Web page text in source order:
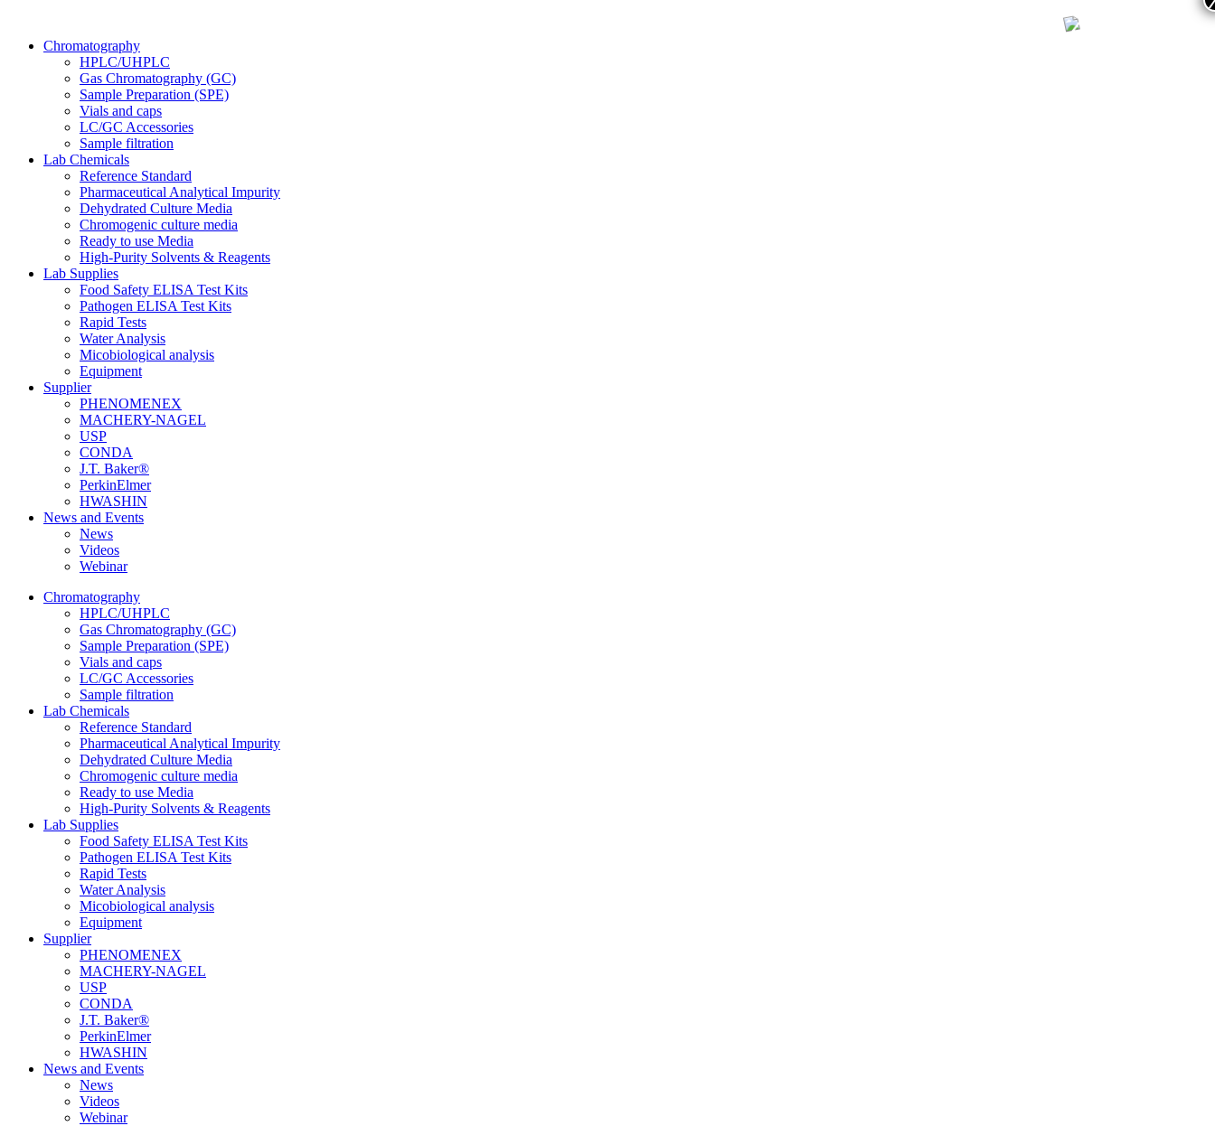
Chromatography
HPLC/UHPLC
Gas Chromatography (GC)
Sample Preparation (SPE)
Vials and caps
LC/GC Accessories
Sample filtration
Lab Chemicals
Reference Standard
Pharmaceutical Analytical Impurity
Dehydrated Culture Media
Chromogenic culture media
Ready to use Media
High-Purity Solvents & Reagents
Lab Supplies
Food Safety ELISA Test Kits
Pathogen ELISA Test Kits
Rapid Tests
Water Analysis
Micobiological analysis
Equipment
Supplier
PHENOMENEX
MACHERY-NAGEL
USP
CONDA
J.T. Baker®
PerkinElmer
HWASHIN
News and Events
News
Videos
Webinar
Chromatography
HPLC/UHPLC
Gas Chromatography (GC)
Sample Preparation (SPE)
Vials and caps
LC/GC Accessories
Sample filtration
Lab Chemicals
Reference Standard
Pharmaceutical Analytical Impurity
Dehydrated Culture Media
Chromogenic culture media
Ready to use Media
High-Purity Solvents & Reagents
Lab Supplies
Food Safety ELISA Test Kits
Pathogen ELISA Test Kits
Rapid Tests
Water Analysis
Micobiological analysis
Equipment
Supplier
PHENOMENEX
MACHERY-NAGEL
USP
CONDA
J.T. Baker®
PerkinElmer
HWASHIN
News and Events
News
Videos
Webinar